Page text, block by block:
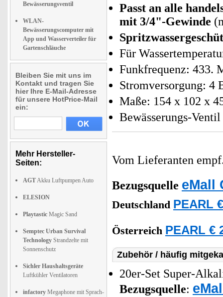
Bewässerungsventil
WLAN-
Bewässerungscomputer mit
App und Wasserverteiler für
Gartenschläuche
Bleiben Sie mit uns im
Kontakt und tragen Sie
hier Ihre E-Mail-Adresse
für unsere HotPrice-Mail
ein:
Mehr Hersteller-
Seiten:
AGTAkku Luftpumpen Auto
ELESION
Playtastic Magic Sand
Semptec Urban Survival
Technology Strandzelte mit
Sonnenschutz
Sichler Haushaltsgeräte
Luftkühler Ventilatoren
infactory Megaphone mit Sprach-
Passt an alle
mit 3/4"-Gewinde
Für
Funkfrequenz: 433.
Stromversorgung: 4
Maße: 154 x 102 x
Bewässerungs-
Vom Lieferanten
Bezugsquelle eMall
Deutschland PEARL
Österreich PEARL €
Zubehör / häufig
20er-Set Super-
Bezugsquelle: